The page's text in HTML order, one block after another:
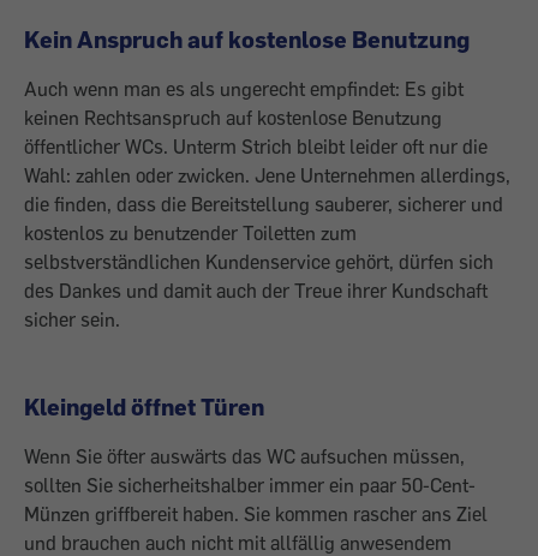
Kein Anspruch auf kostenlose Benutzung
Auch wenn man es als ungerecht empfindet: Es gibt
keinen Rechtsanspruch auf kostenlose Benutzung
öffentlicher WCs. Unterm Strich bleibt leider oft nur die
Wahl: zahlen oder zwicken. Jene Unternehmen allerdings,
die finden, dass die Bereitstellung sauberer, sicherer und
kostenlos zu benutzender Toiletten zum
selbstverständlichen Kundenservice gehört, dürfen sich
des Dankes und damit auch der Treue ihrer Kundschaft
sicher sein.
Kleingeld öffnet Türen
Wenn Sie öfter auswärts das WC aufsuchen müssen,
sollten Sie sicherheitshalber immer ein paar 50-Cent-
Münzen griffbereit haben. Sie kommen rascher ans Ziel
und brauchen auch nicht mit allfällig anwesendem